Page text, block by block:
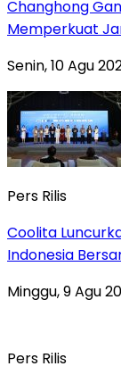
Changhong
Memperkuat
Senin, 10 Agu
Pers Rilis
Coolita
Indonesia
Minggu, 9 Agu
Pers Rilis